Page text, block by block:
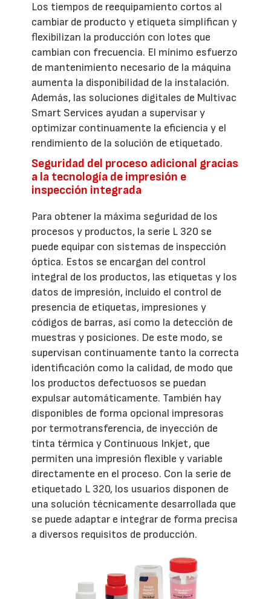
Los tiempos de reequipamiento cortos al
cambiar de producto y etiqueta simplifican y
flexibilizan la producción con lotes que
cambian con frecuencia. El mínimo esfuerzo
de mantenimiento necesario de la máquina
aumenta la disponibilidad de la instalación.
Además, las soluciones digitales de Multivac
Smart Services ayudan a supervisar y
optimizar continuamente la eficiencia y el
rendimiento de la solución de etiquetado.
Seguridad del proceso adicional gracias
a la tecnología de impresión e
inspección integrada
Para obtener la máxima seguridad de los
procesos y productos, la serie L 320 se
puede equipar con sistemas de inspección
óptica. Estos se encargan del control
integral de los productos, las etiquetas y los
datos de impresión, incluido el control de
presencia de etiquetas, impresiones y
códigos de barras, así como la detección de
muestras y posiciones. De este modo, se
supervisan continuamente tanto la correcta
identificación como la calidad, de modo que
los productos defectuosos se puedan
expulsar automáticamente. También hay
disponibles de forma opcional impresoras
por termotransferencia, de inyección de
tinta térmica y Continuous Inkjet, que
permiten una impresión flexible y variable
directamente en el proceso. Con la serie de
etiquetado L 320, los usuarios disponen de
una solución técnicamente desarrollada que
se puede adaptar e integrar de forma precisa
a diversos requisitos de producción.